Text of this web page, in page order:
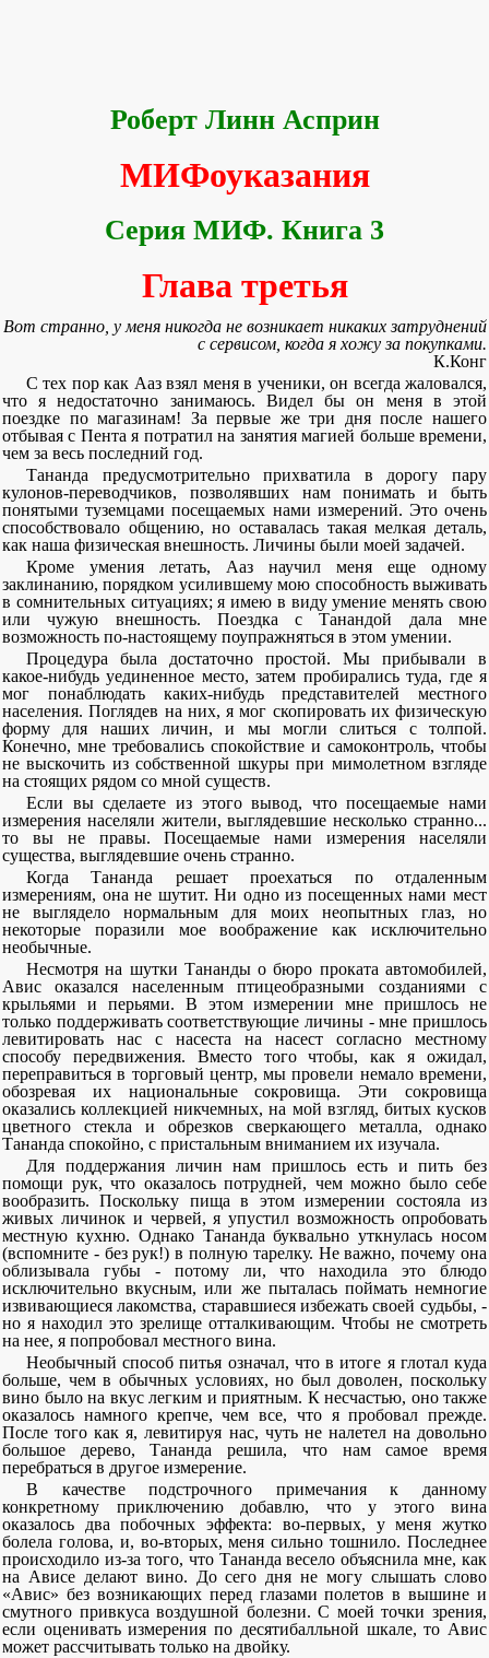
Роберт Линн Асприн
МИФоуказания
Серия МИФ. Книга 3
Глава третья
Вот странно, у меня никогда не возникает никаких затруднений
с сервисом, когда я хожу за покупками.
К.Конг
С тех пор как Ааз взял меня в ученики, он всегда жаловался,
что я недостаточно занимаюсь. Видел бы он меня в этой
поездке по магазинам! За первые же три дня после нашего
отбывая с Пента я потратил на занятия магией больше времени,
чем за весь последний год.
Тананда предусмотрительно прихватила в дорогу пару
кулонов-переводчиков, позволявших нам понимать и быть
понятыми туземцами посещаемых нами измерений. Это очень
способствовало общению, но оставалась такая мелкая деталь,
как наша физическая внешность. Личины были моей задачей.
Кроме умения летать, Ааз научил меня еще одному
заклинанию, порядком усилившему мою способность выживать
в сомнительных ситуациях; я имею в виду умение менять свою
или чужую внешность. Поездка с Танандой дала мне
возможность по-настоящему поупражняться в этом умении.
Процедура была достаточно простой. Мы прибывали в
какое-нибудь уединенное место, затем пробирались туда, где я
мог понаблюдать каких-нибудь представителей местного
населения. Поглядев на них, я мог скопировать их физическую
форму для наших личин, и мы могли слиться с толпой.
Конечно, мне требовались спокойствие и самоконтроль, чтобы
не выскочить из собственной шкуры при мимолетном взгляде
на стоящих рядом со мной существ.
Если вы сделаете из этого вывод, что посещаемые нами
измерения населяли жители, выглядевшие несколько странно...
то вы не правы. Посещаемые нами измерения населяли
существа, выглядевшие очень странно.
Когда Тананда решает проехаться по отдаленным
измерениям, она не шутит. Ни одно из посещенных нами мест
не выглядело нормальным для моих неопытных глаз, но
некоторые поразили мое воображение как исключительно
необычные.
Несмотря на шутки Тананды о бюро проката автомобилей,
Авис оказался населенным птицеобразными созданиями с
крыльями и перьями. В этом измерении мне пришлось не
только поддерживать соответствующие личины - мне пришлось
левитировать нас с насеста на насест согласно местному
способу передвижения. Вместо того чтобы, как я ожидал,
переправиться в торговый центр, мы провели немало времени,
обозревая их национальные сокровища. Эти сокровища
оказались коллекцией никчемных, на мой взгляд, битых кусков
цветного стекла и обрезков сверкающего металла, однако
Тананда спокойно, с пристальным вниманием их изучала.
Для поддержания личин нам пришлось есть и пить без
помощи рук, что оказалось потрудней, чем можно было себе
вообразить. Поскольку пища в этом измерении состояла из
живых личинок и червей, я упустил возможность опробовать
местную кухню. Однако Тананда буквально уткнулась носом
(вспомните - без рук!) в полную тарелку. Не важно, почему она
облизывала губы - потому ли, что находила это блюдо
исключительно вкусным, или же пыталась поймать немногие
извивающиеся лакомства, старавшиеся избежать своей судьбы, -
но я находил это зрелище отталкивающим. Чтобы не смотреть
на нее, я попробовал местного вина.
Необычный способ питья означал, что в итоге я глотал куда
больше, чем в обычных условиях, но был доволен, поскольку
вино было на вкус легким и приятным. К несчастью, оно также
оказалось намного крепче, чем все, что я пробовал прежде.
После того как я, левитируя нас, чуть не налетел на довольно
большое дерево, Тананда решила, что нам самое время
перебраться в другое измерение.
В качестве подстрочного примечания к данному
конкретному приключению добавлю, что у этого вина
оказалось два побочных эффекта: во-первых, у меня жутко
болела голова, и, во-вторых, меня сильно тошнило. Последнее
происходило из-за того, что Тананда весело объяснила мне, как
на Ависе делают вино. До сего дня не могу слышать слово
«Авис» без возникающих перед глазами полетов в вышине и
смутного привкуса воздушной болезни. С моей точки зрения,
если оценивать измерения по десятибалльной шкале, то Авис
может рассчитывать только на двойку.